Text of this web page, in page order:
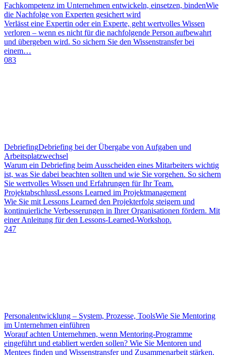
Fachkompetenz im Unternehmen entwickeln, einsetzen, bindenWie
die Nachfolge von Experten gesichert wird
Verlässt eine Expertin oder ein Experte, geht wertvolles Wissen
verloren – wenn es nicht für die nachfolgende Person aufbewahrt
und übergeben wird. So sichern Sie den Wissenstransfer bei
einem…
083
DebriefingDebriefing bei der Übergabe von Aufgaben und
Arbeitsplatzwechsel
Warum ein Debriefing beim Ausscheiden eines Mitarbeiters wichtig
ist, was Sie dabei beachten sollten und wie Sie vorgehen. So sichern
Sie wertvolles Wissen und Erfahrungen für Ihr Team.
ProjektabschlussLessons Learned im Projektmanagement
Wie Sie mit Lessons Learned den Projekterfolg steigern und
kontinuierliche Verbesserungen in Ihrer Organisationen fördern. Mit
einer Anleitung für den Lessons-Learned-Workshop.
247
Personalentwicklung – System, Prozesse, ToolsWie Sie Mentoring
im Unternehmen einführen
Worauf achten Unternehmen, wenn Mentoring-Programme
eingeführt und etabliert werden sollen? Wie Sie Mentoren und
Mentees finden und Wissenstransfer und Zusammenarbeit stärken.